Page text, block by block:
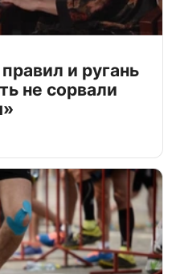
и ругань
не сорвали